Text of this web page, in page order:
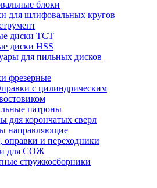
блоки
для шлифовальных кругов
диски ТСТ
диски HSS
для пильных дисков
фрезерные
с цилиндрическим
патроны
для корончатых сверл
направляющие
оправки и переходники
для СОЖ
стружкосборники